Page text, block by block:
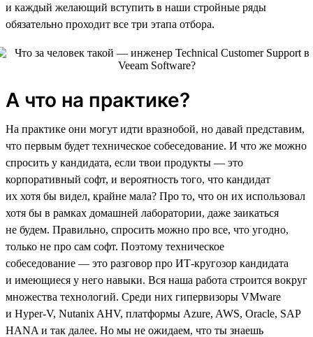
и каждый желающий вступить в наши стройные ряды
обязательно проходит все три этапа отбора.
А что на практике?
На практике они могут идти вразнобой, но давай представим,
что первым будет техническое собеседование. И что же можно
спросить у кандидата, если твои продукты — это
корпоративный софт, и вероятность того, что кандидат
их хотя бы видел, крайне мала? Про то, что он их использовал
хотя бы в рамках домашней лаборатории, даже заикаться
не будем. Правильно, спросить можно про все, что угодно,
только не про сам софт. Поэтому техническое
собеседование — это разговор про ИТ-кругозор кандидата
и имеющиеся у него навыки. Вся наша работа строится вокруг
множества технологий. Среди них гипервизоры VMware
и Hyper-V, Nutanix AHV, платформы Azure, AWS, Oracle, SAP
HANA и так далее. Но мы не ожидаем, что ты знаешь